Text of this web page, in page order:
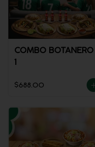
COMBO BOTANERO
1
$688.00